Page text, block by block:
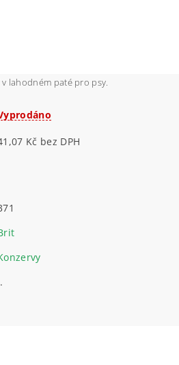
lahodném paté pro psy.
41,07 Kč bez DPH